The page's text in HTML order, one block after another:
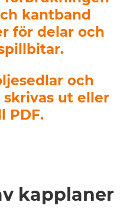
kantband
för delar och
och
ut eller
PDF.
kapplaner